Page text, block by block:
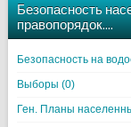
Безопасность
правопорядок….
Безопасность на
Выборы (0)
Ген. Планы